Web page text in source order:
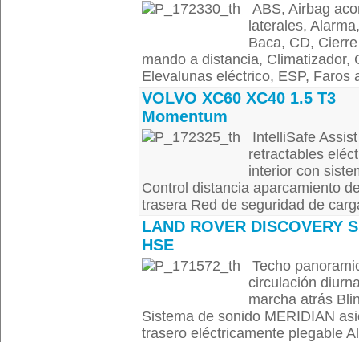
ABS, Airbag
laterales,
Baca, CD,
mando a distancia, Climatizador,
Elevalunas eléctrico, ESP, Faros
VOLVO XC60 XC40 1.5 T3
Momentum
IntelliSafe
retractables
interior con
Control distancia aparcamiento
trasera Red de seguridad de
LAND ROVER DISCOVERY
HSE
Techo
circulación
marcha atrás
Sistema de sonido MERIDIAN
trasero eléctricamente plegable